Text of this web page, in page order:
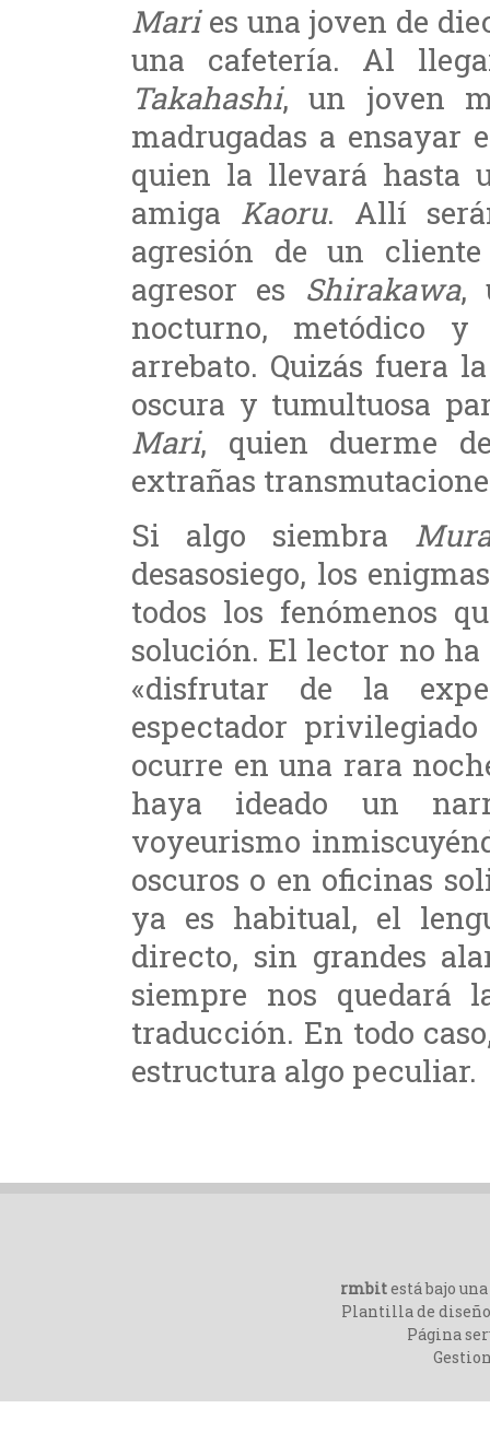
Maries una joven de
una cafetería. Al
Takahashi, un joven
madrugadas a ensayar
quien la llevará hasta
amiga Kaoru. Allí
agresión de un
agresor es Shirakawa,
nocturno, metódico
arrebato. Quizás fuera
oscura y tumultuosa
Mari, quien duerme
extrañas
Si algo siembra
desasosiego, los
todos los fenómenos
solución. El lector no ha
«disfrutar de la
espectador
ocurre en una rara
haya ideado un
voyeurismo
oscuros o en oficinas
ya es habitual, el
directo, sin grandes
siempre nos quedará
traducción. En todo
estructura algo peculiar.
rmbitestá bajo una
Plantilla de
Página